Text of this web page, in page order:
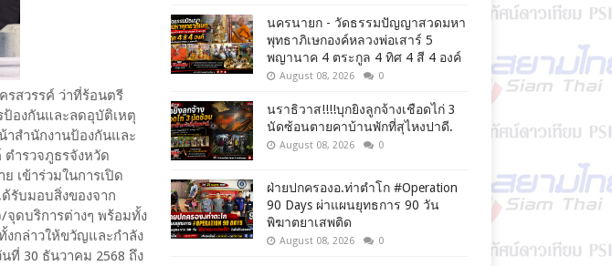
รสวรรค์ ว่าที่ร้อนตรี
ป้องกันและลดอุบัติเหตุ
าสำนักงานป้องกันและ
ำรวจภูธรจังหวัด
เข้าร่วมในการเปิด
รับมอบสิ่งของจาก
ดบริการต่างๆ พร้อมทั้ง
งกล่าวให้ขวัญและกำลัง
30 ธันวาคม 2568 ถึง
นครนายก - วัดธรรมปัญญาสวดมหา
พุทธาภิเษกองค์หลวงพ่อเสาร์ 5
พญานาค 4 ตระกูล 4 ทิศ 4 สี 4 องค์
August 08, 2026 0
นราธิวาส!!!!บุกยิงลูกจ้างเชือดไก่ 3
นัดซ้อนตายคาบ้านพักที่สุไหงปาดี.
August 08, 2026 0
ฝ่ายปกครองอ.ท่าตำโก #Operation
90 Days ผ่าแผนยุทธการ 90 วัน
พิฆาตยาเสพติด
August 08, 2026 0